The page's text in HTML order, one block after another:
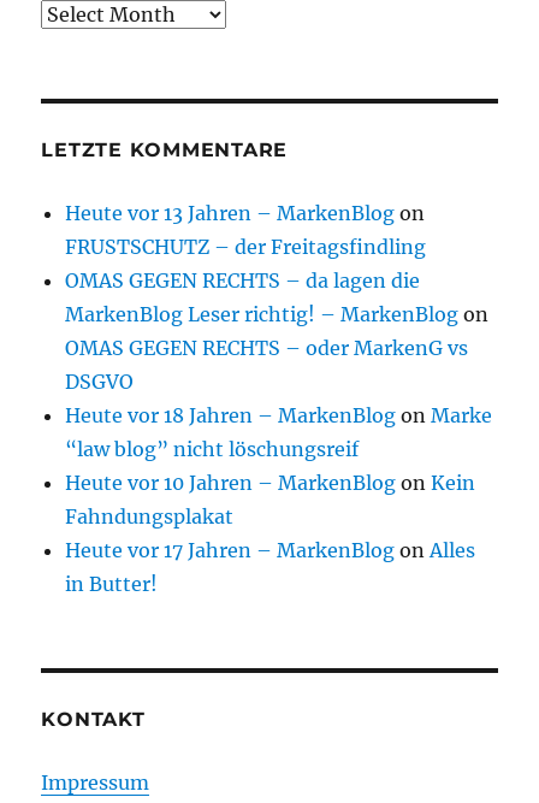
Archive
LETZTE KOMMENTARE
Heute vor 13 Jahren – MarkenBlog on
FRUSTSCHUTZ – der Freitagsfindling
OMAS GEGEN RECHTS – da lagen die
MarkenBlog Leser richtig! – MarkenBlog on
OMAS GEGEN RECHTS – oder MarkenG vs
DSGVO
Heute vor 18 Jahren – MarkenBlog onMarke
“law blog” nicht löschungsreif
Heute vor 10 Jahren – MarkenBlog onKein
Fahndungsplakat
Heute vor 17 Jahren – MarkenBlog onAlles
in Butter!
KONTAKT
Impressum